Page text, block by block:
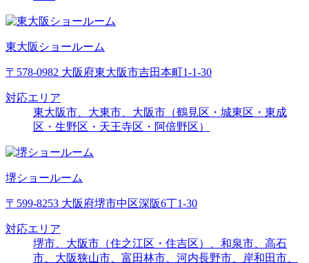
東大阪ショールーム
〒578-0982 大阪府東大阪市吉田本町1-1-30
対応エリア
東大阪市、大東市、大阪市（鶴見区・城東区・東成
区・生野区・天王寺区・阿倍野区）
堺ショールーム
〒599-8253 大阪府堺市中区深阪6丁1-30
対応エリア
堺市、大阪市（住之江区・住吉区）、和泉市、高石
市、大阪狭山市、富田林市、河内長野市、岸和田市、